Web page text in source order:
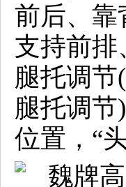
前后、靠
支持前排
腿托调
腿托调
位置，“